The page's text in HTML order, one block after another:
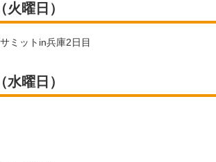
曜日）
ミットin兵庫2日目
曜日）